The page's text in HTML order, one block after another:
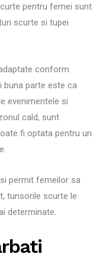
pentru femei sunt
scurte si tupei
conform
buna parte este ca
evenimentele si
cald, sunt
fi optata pentru un
permit femeilor sa
tunsorile scurte le
determinate.